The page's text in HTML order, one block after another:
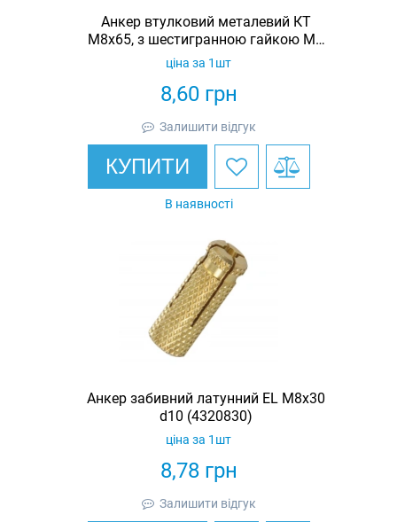
Анкер втулковий металевий КТ
М8х65, з шестигранною гайкою М6
(4370660)
8,60грн
ціна за 1шт
Залишити відгук
КУПИТИ
В наявності
Анкер забивний латунний EL M8х30
d10 (4320830)
8,78грн
ціна за 1шт
Залишити відгук